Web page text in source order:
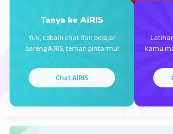
Tanya ke AiRIS
Yuk, cobain chat dan belajar
bareng AiRIS, teman pintarmu!
Chat AiRIS
kamu